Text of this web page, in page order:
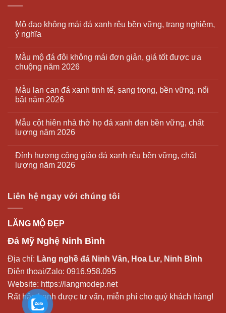
Mộ đạo không mái đá xanh rêu bền vững, trang nghiêm,
ý nghĩa
Mẫu mộ đá đôi không mái đơn giản, giá tốt được ưa
chuộng năm 2026
Mẫu lan can đá xanh tinh tế, sang trọng, bền vững, nổi
bật năm 2026
Mẫu cột hiên nhà thờ họ đá xanh đen bền vững, chất
lượng năm 2026
Đỉnh hương công giáo đá xanh rêu bền vững, chất
lượng năm 2026
Liên hệ ngay với chúng tôi
LĂNG MỘ ĐẸP
Đá Mỹ Nghệ Ninh Bình
Địa chỉ: Làng nghề đá Ninh Vân, Hoa Lư, Ninh Bình
Điện thoại/Zalo: 0916.958.095
Website: https://langmodep.net
Rất hân hạnh được tư vấn, miễn phí cho quý khách hàng!